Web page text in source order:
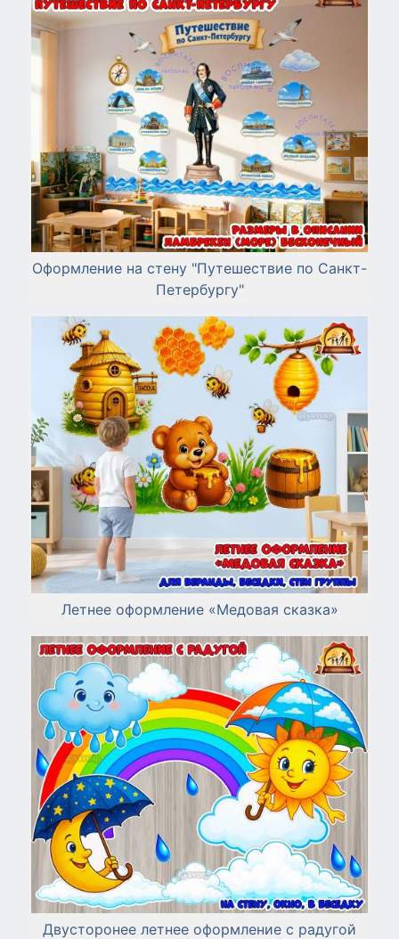
Оформление на стену "Путешествие по Санкт-
Петербургу"
Летнее оформление «Медовая сказка»
Двусторонее летнее оформление с радугой